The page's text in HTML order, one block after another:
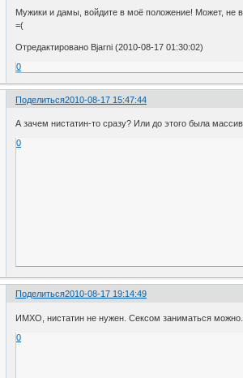
Мужики и дамы, войдите в моё положение! Может, не
=(
Отредактировано Bjarni (2010-08-17 01:30:02)
0
Поделиться2010-08-17 15:47:44
А зачем нистатин-то сразу? Или до этого была
0
Поделиться2010-08-17 19:14:49
ИМХО, нистатин не нужен. Сексом заниматься можно.
0